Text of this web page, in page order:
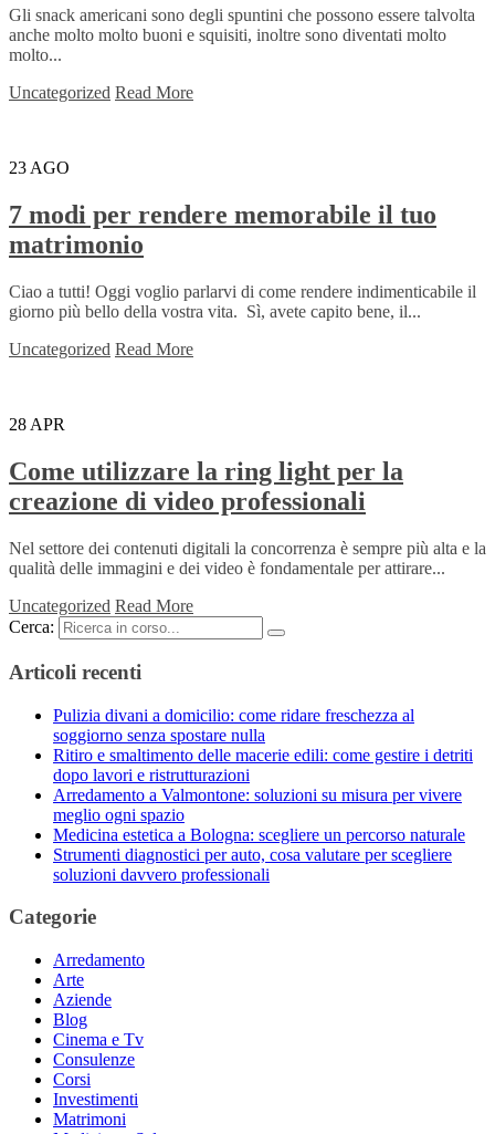
Gli snack americani sono degli spuntini che possono essere talvolta
anche molto molto buoni e squisiti, inoltre sono diventati molto
molto...
Uncategorized Read More
23AGO
7 modi per rendere memorabile il tuo
matrimonio
Ciao a tutti! Oggi voglio parlarvi di come rendere indimenticabile il
giorno più bello della vostra vita. Sì, avete capito bene, il...
Uncategorized Read More
28 APR
Come utilizzare la ring light per la
creazione di video professionali
Nel settore dei contenuti digitali la concorrenza è sempre più alta e la
qualità delle immagini e dei video è fondamentale per attirare...
Uncategorized Read More
Cerca:
Articoli recenti
Pulizia divani a domicilio: come ridare freschezza al
soggiorno senza spostare nulla
Ritiro e smaltimento delle macerie edili: come gestire i detriti
dopo lavori e ristrutturazioni
Arredamento a Valmontone: soluzioni su misura per vivere
meglio ogni spazio
Medicina estetica a Bologna: scegliere un percorso naturale
Strumenti diagnostici per auto, cosa valutare per scegliere
soluzioni davvero professionali
Categorie
Arredamento
Arte
Aziende
Blog
Cinema e Tv
Consulenze
Corsi
Investimenti
Matrimoni